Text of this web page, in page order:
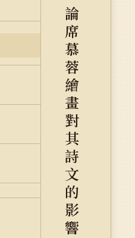
論
席
慕
蓉
繪
畫
對
其
詩
文
的
影
響